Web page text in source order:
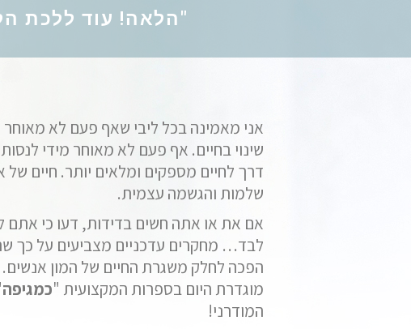
"הלאה! עוד ללכת
אני מאמינה בכל ליבי שאף פעם לא מאוחר
שינוי בחיים. אף פעם לא מאוחר מידי
דרך לחיים מספקים ומלאים יותר. חיים
שלמות והגשמה עצמית.
אם את או אתה חשים בדידות, דעו כי אתם
לבד… מחקרים עדכניים מצביעים על כך
הפכה לחלק משגרת החיים של המון אנשים.
מוגדרת היום בספרות המקצועית "כמגיפה
המודרני!